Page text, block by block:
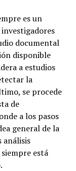
es un
documental
disponible
a estudios
la
se procede
de
a los pasos
general de la
análisis
está